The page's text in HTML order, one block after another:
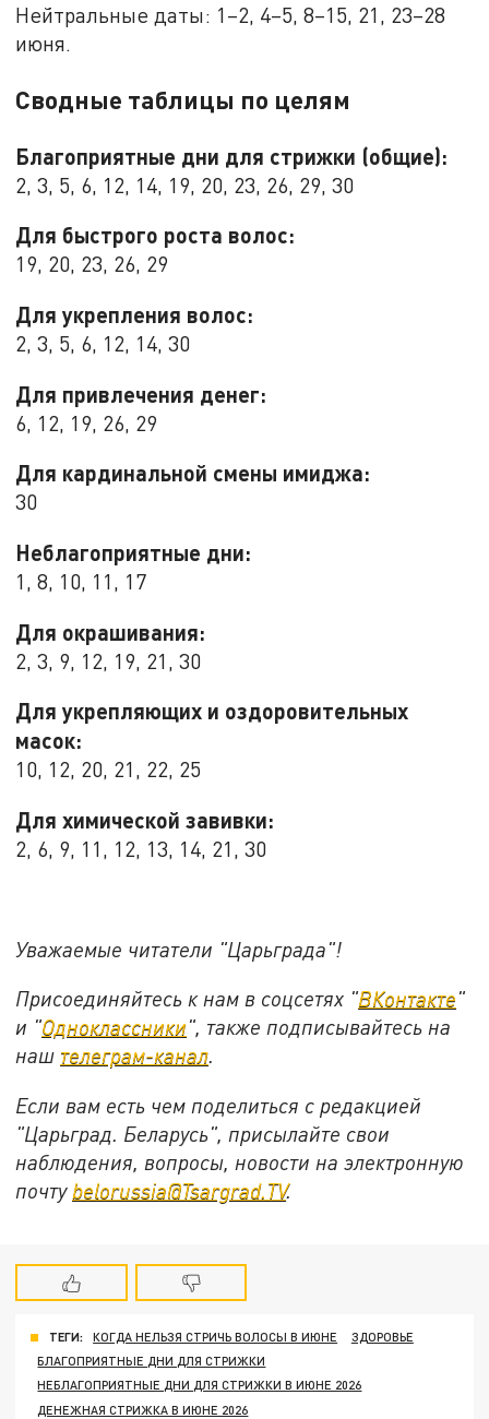
Нейтральные даты: 1–2, 4–5, 8–15, 21, 23–28
июня.
Сводные таблицы по целям
Благоприятные дни для стрижки (общие):
2, 3, 5, 6, 12, 14, 19, 20, 23, 26, 29, 30
Для быстрого роста волос:
19, 20, 23, 26, 29
Для укрепления волос:
2, 3, 5, 6, 12, 14, 30
Для привлечения денег:
6, 12, 19, 26, 29
Для кардинальной смены имиджа:
30
Неблагоприятные дни:
1, 8, 10, 11, 17
Для окрашивания:
2, 3, 9, 12, 19, 21, 30
Для укрепляющих и оздоровительных
масок:
10, 12, 20, 21, 22, 25
Для химической завивки:
2, 6, 9, 11, 12, 13, 14, 21, 30
Уважаемые читатели "Царьграда"!
Присоединяйтесь к нам в соцсетях "ВКонтакте"
и "Одноклассники", также подписывайтесь на
наш телеграм-канал.
Если вам есть чем поделиться с редакцией
"Царьград. Беларусь", присылайте свои
наблюдения, вопросы, новости на электронную
почту belorussia@Tsargrad.TV.
ТЕГИ: КОГДА НЕЛЬЗЯ СТРИЧЬ ВОЛОСЫ В ИЮНЕ
ЗДОРОВЬЕ
БЛАГОПРИЯТНЫЕ ДНИ ДЛЯ СТРИЖКИ
НЕБЛАГОПРИЯТНЫЕ ДНИ ДЛЯ СТРИЖКИ В ИЮНЕ 2026
ДЕНЕЖНАЯ СТРИЖКА В ИЮНЕ 2026